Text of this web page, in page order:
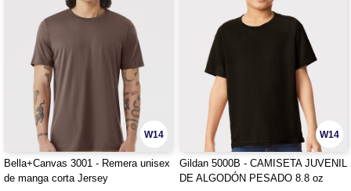
W14
Bella+Canvas 3001 - Remera unisex
de manga corta Jersey
W14
Gildan 5000B - CAMISETA JUVENIL
DE ALGODÓN PESADO 8.8 oz